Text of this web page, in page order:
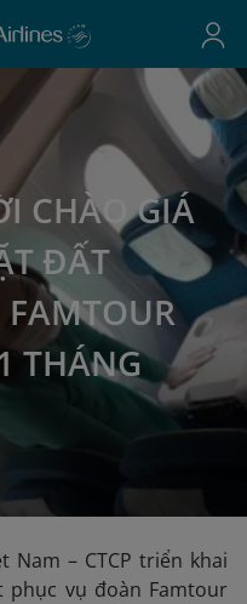
CHÀO GIÁ
ĐẤT
THÁNG
Nam – CTCP triển khai
phục vụ đoàn Famtour